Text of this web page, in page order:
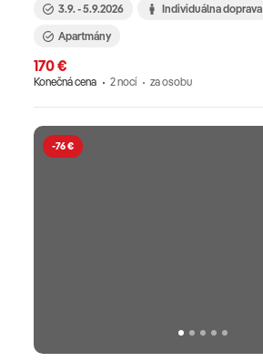
3.9. - 5.9.2026 Individuálna doprava
Apartmány
170 €
Konečná cena 2 nocí za osobu
-76 €